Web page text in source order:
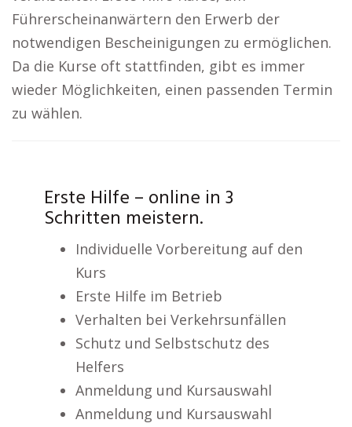
Führerscheinanwärtern den Erwerb der
notwendigen Bescheinigungen zu ermöglichen.
Da die Kurse oft stattfinden, gibt es immer
wieder Möglichkeiten, einen passenden Termin
zu wählen.
Erste Hilfe – online in 3
Schritten meistern.
Individuelle Vorbereitung auf den
Kurs
Erste Hilfe im Betrieb
Verhalten bei Verkehrsunfällen
Schutz und Selbstschutz des
Helfers
Anmeldung und Kursauswahl
Anmeldung und Kursauswahl